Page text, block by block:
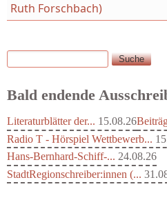
Ruth Forschbach)
Suchformular
Suche
Bald endende
Literaturblätter der... 15.08.26
Radio T - Hörspiel Wettbewerb...
Hans-Bernhard-Schiff-... 24.08.26
StadtRegionschreiber:innen (...